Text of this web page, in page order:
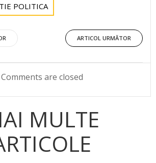
POLITICA
Post
navigation
ARTICOL URMĂTOR
Comments are closed
MULTE